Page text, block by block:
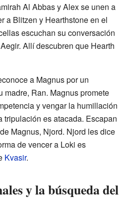
Al Abbas y Alex se unen a
a Blitzen y Hearthstone en el
escuchan su conversación
Allí descubren que Hearth
a Magnus por un
madre, Ran. Magnus promete
y vengar la humillación
tripulación es atacada. Escapan
Magnus, Njord. Njord les dice
de vencer a Loki es
Kvasir.
y la búsqueda del